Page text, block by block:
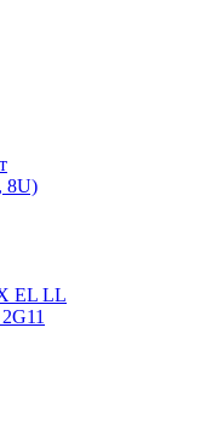
8U)
EL LL